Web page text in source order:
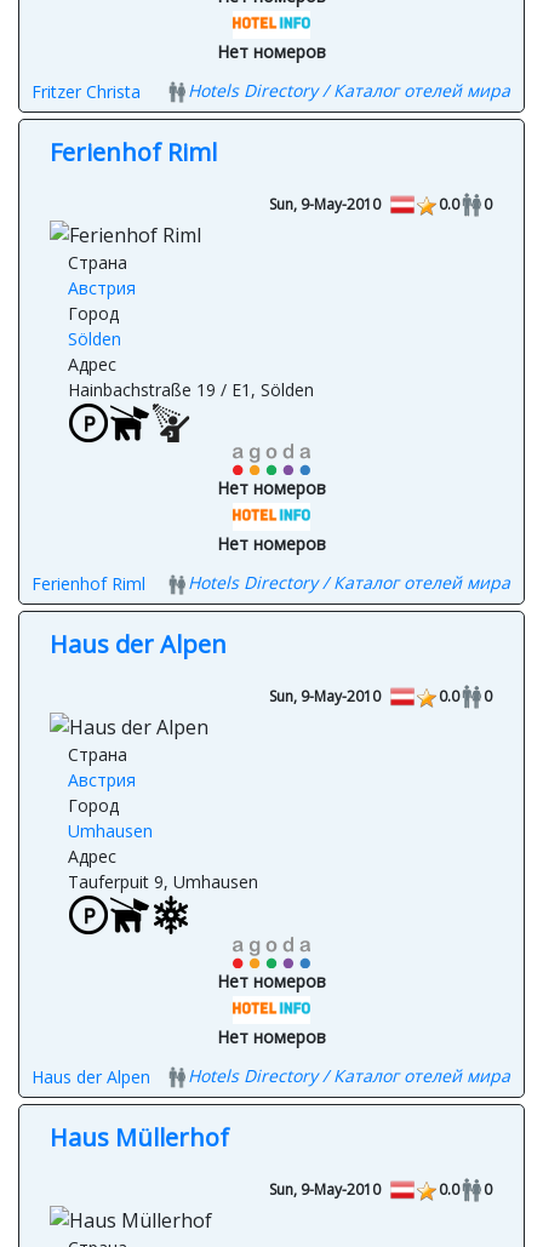
Нет номеров
Fritzer Christa
Hotels Directory / Каталог отелей мира
Страна
Австрия
Город
Sölden
Адрес
Hainbachstraße 19 / E1, Sölden
Нет номеров
Ferienhof Riml
Hotels Directory / Каталог отелей мира
Haus der Alpen
Страна
Австрия
Город
Umhausen
Адрес
Tauferpuit 9, Umhausen
Нет номеров
Haus der Alpen
Hotels Directory / Каталог отелей мира